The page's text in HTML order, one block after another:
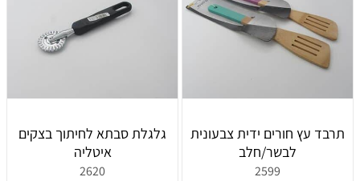
תרבד עץ חורים ידית צבעונית
לבשר/חלב
2599
גלגלת סבתא לחיתוך בצקים
איטליה
2620